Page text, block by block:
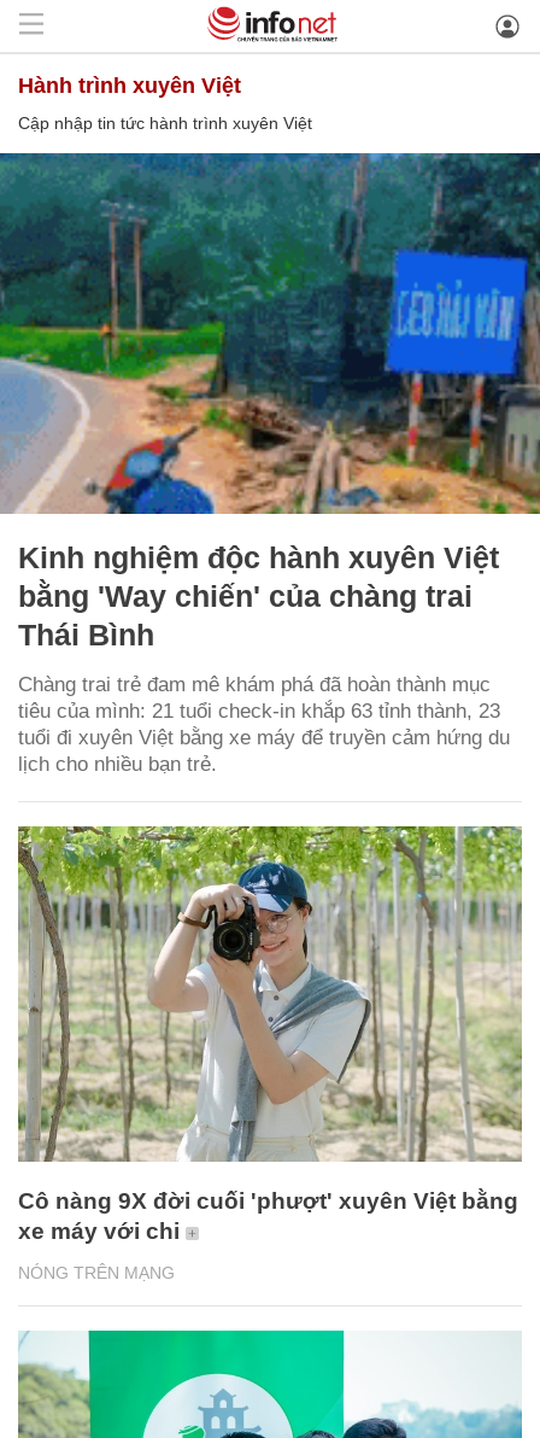
hành trình xuyên Việt
Cập nhập tin tức hành trình xuyên Việt
Kinh nghiệm độc hành xuyên Việt
bằng 'Way chiến' của chàng trai
Thái Bình
Chàng trai trẻ đam mê khám phá đã hoàn thành mục
tiêu của mình: 21 tuổi check-in khắp 63 tỉnh thành, 23
tuổi đi xuyên Việt bằng xe máy để truyền cảm hứng du
lịch cho nhiều bạn trẻ.
NÓNG TRÊN MẠNG
Cô nàng 9X đời cuối 'phượt' xuyên Việt bằng
xe máy với chi